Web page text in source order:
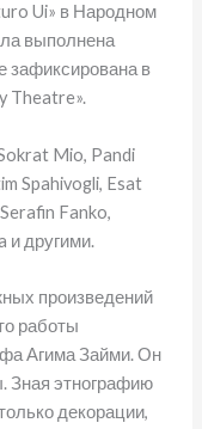
Ui» в Народном
выполнена
зафиксирована в
Theatre».
Mio, Pandi
Spahivogli, Esat
Fanko,
и другими.
произведений
работы
Агима Займи. Он
Зная этнографию
декорации,